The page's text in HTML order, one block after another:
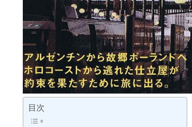
目次